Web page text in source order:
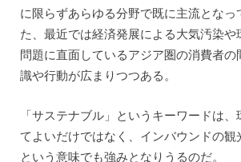
に限らずあらゆる分野で既に主流となっ
た、最近では経済発展による大気汚染や
問題に直面しているアジア圏の消費者の
識や行動が広まりつつある。
「サステナブル」というキーワードは
てよいだけではなく、インバウンドの観
という意味でも強みとなりうるのだ。